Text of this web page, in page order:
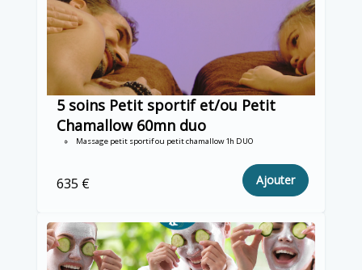
5 soins Petit sportif et/ou Petit
Chamallow 60mn duo
Massage petit sportif ou petit chamallow 1h DUO
635 € Ajouter